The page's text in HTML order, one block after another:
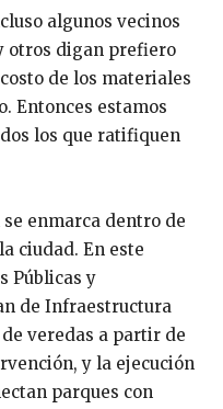
algunos vecinos
otros digan prefiero
de los materiales
Entonces estamos
los que ratifiquen
enmarca dentro de
ciudad. En este
Públicas y
de Infraestructura
veredas a partir de
y la ejecución
parques con